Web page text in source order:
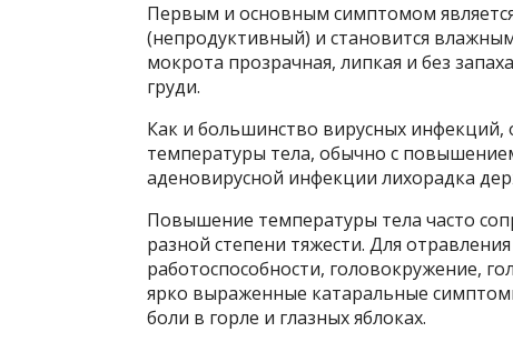
Первым и основным симптомом
(непродуктивный) и становится
мокрота прозрачная, липкая и без
груди.
Как и большинство вирусных
температуры тела, обычно с
аденовирусной инфекции лихорадка
Повышение температуры тела часто
разной степени тяжести. Для
работоспособности, головокружение,
ярко выраженные катаральные
боли в горле и глазных яблоках.